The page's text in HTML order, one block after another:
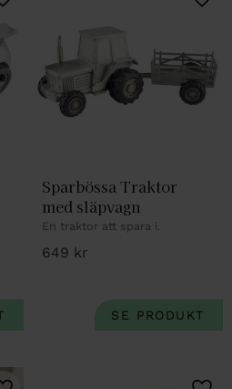
Lägg till i favoriter
Sparbössa Traktor
med släpvagn
En traktor att spara i.
649 kr